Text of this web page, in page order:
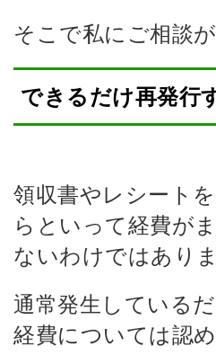
そこで私にご相談
できるだけ再発行
領収書やレシート
らといって経費が
ないわけではありま
通常発生している
経費については認め